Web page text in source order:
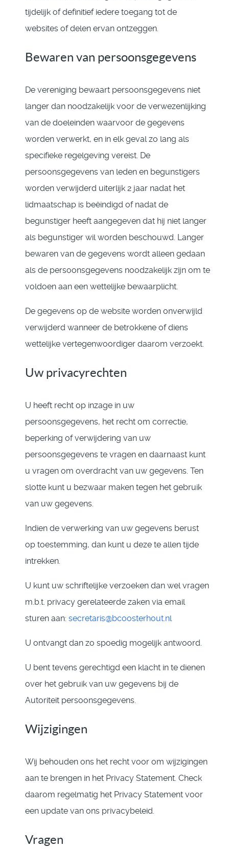
tijdelijk of definitief iedere toegang tot de
websites of delen ervan ontzeggen.
Bewaren van persoonsgegevens
De vereniging bewaart persoonsgegevens niet
langer dan noodzakelijk voor de verwezenlijking
van de doeleinden waarvoor de gegevens
worden verwerkt, en in elk geval zo lang als
specifieke regelgeving vereist. De
persoonsgegevens van leden en begunstigers
worden verwijderd uiterlijk 2 jaar nadat het
lidmaatschap is beëindigd of nadat de
begunstiger heeft aangegeven dat hij niet langer
als begunstiger wil worden beschouwd. Langer
bewaren van de gegevens wordt alleen gedaan
als de persoonsgegevens noodzakelijk zijn om te
voldoen aan een wettelijke bewaarplicht.
De gegevens op de website worden onverwijld
verwijderd wanneer de betrokkene of diens
wettelijke vertegenwoordiger daarom verzoekt.
Uw privacyrechten
U heeft recht op inzage in uw
persoonsgegevens, het recht om correctie,
beperking of verwijdering van uw
persoonsgegevens te vragen en daarnaast kunt
u vragen om overdracht van uw gegevens. Ten
slotte kunt u bezwaar maken tegen het gebruik
van uw gegevens.
Indien de verwerking van uw gegevens berust
op toestemming, dan kunt u deze te allen tijde
intrekken.
U kunt uw schriftelijke verzoeken dan wel vragen
m.b.t. privacy gerelateerde zaken via email
sturen aan: secretaris@bcoosterhout.nl
U ontvangt dan zo spoedig mogelijk antwoord.
U bent tevens gerechtigd een klacht in te dienen
over het gebruik van uw gegevens bij de
Autoriteit persoonsgegevens.
Wijzigingen
Wij behouden ons het recht voor om wijzigingen
aan te brengen in het Privacy Statement. Check
daarom regelmatig het Privacy Statement voor
een update van ons privacybeleid.
Vragen